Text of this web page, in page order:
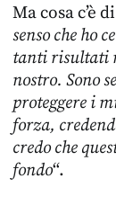
Ma cosa c’è
senso che ho
tanti risultati
nostro. Sono
proteggere i
forza,
credo che
fondo“.